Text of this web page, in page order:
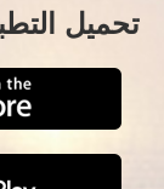
تحميل